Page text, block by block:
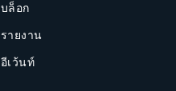
บล็อก
รายงาน
อีเว้นท์